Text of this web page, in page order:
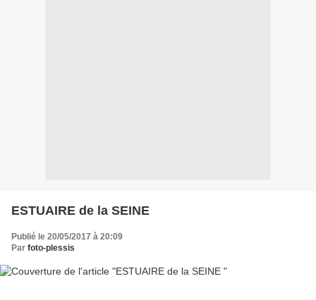
ESTUAIRE de la SEINE
Publié le 20/05/2017 à 20:09
Par foto-plessis